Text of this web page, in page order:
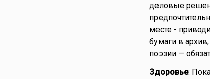
деловые
месте -
бумаги в
поэзии —
Здоровье: